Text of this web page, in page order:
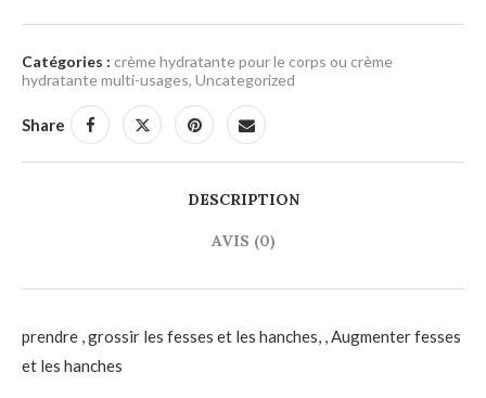
Catégories : crème hydratante pour le corps ou crème
hydratante multi-usages, Uncategorized
Share
DESCRIPTION
AVIS (0)
prendre , grossir les fesses et les hanches, , Augmenter fesses
et les hanches